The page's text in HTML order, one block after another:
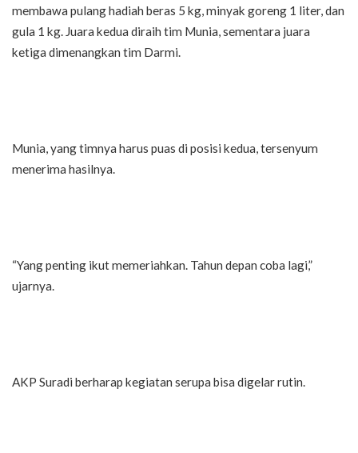
membawa pulang hadiah beras 5 kg, minyak goreng 1 liter, dan
gula 1 kg. Juara kedua diraih tim Munia, sementara juara
ketiga dimenangkan tim Darmi.
Munia, yang timnya harus puas di posisi kedua, tersenyum
menerima hasilnya.
“Yang penting ikut memeriahkan. Tahun depan coba lagi,”
ujarnya.
AKP Suradi berharap kegiatan serupa bisa digelar rutin.